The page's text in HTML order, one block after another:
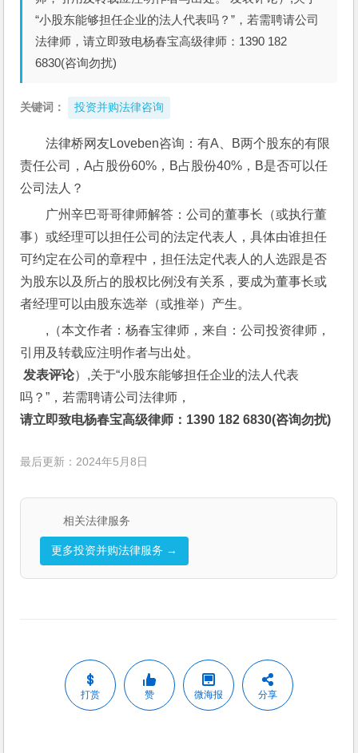
“小股东能够担任企业的法人代表吗？”，若需聘请公司
法律师，请立即致电杨春宝高级律师：1390 182
6830(咨询勿扰)
关键词： 投资并购法律咨询
法律桥网友Loveben咨询：有A、B两个股东的有限
责任公司，A占股份60%，B占股份40%，B是否可以任
公司法人？
广州辛巴哥哥律师解答：公司的董事长（或执行董
事）或经理可以担任公司的法定代表人，具体由谁担任
可约定在公司的章程中，担任法定代表人的人选跟是否
为股东以及所占的股权比例没有关系，要成为董事长或
者经理可以由股东选举（或推举）产生。
,（本文作者：杨春宝律师，来自：公司投资律师，
引用及转载应注明作者与出处。
发表评论）,关于“小股东能够担任企业的法人代表
吗？”，若需聘请公司法律师，
请立即致电杨春宝高级律师：1390 182 6830(咨询勿扰)
最后更新：2024年5月8日
相关法律服务
更多投资并购法律服务 →
打赏 赞 微海报 分享